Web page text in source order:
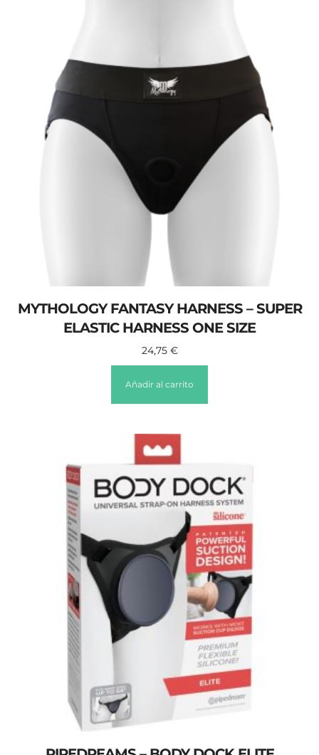
MYTHOLOGY FANTASY HARNESS – SUPER
ELASTIC HARNESS ONE SIZE
24,75 €
Añadir al carrito